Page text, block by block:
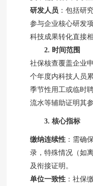
研发人员 ：包括研
参与企业核心研发
科技成果转化直接相
2. 时间范围
社保核查覆盖企业
个年度内科技人员
季节性用工或临时
流水等辅助证明其
3. 核心指标
缴纳连续性 ：需确
录，特殊情况（如
及衔接证明。
单位一致性 ：社保